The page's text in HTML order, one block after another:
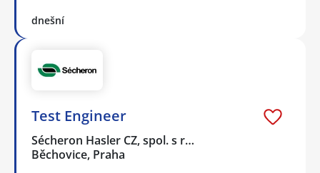
dnešní
Test Engineer
Sécheron Hasler CZ, spol. s r…
Běchovice, Praha